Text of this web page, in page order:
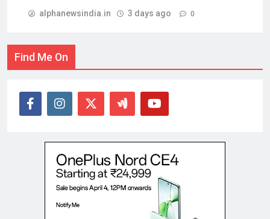
alphanewsindia.in 3 days ago 0
Find Me On